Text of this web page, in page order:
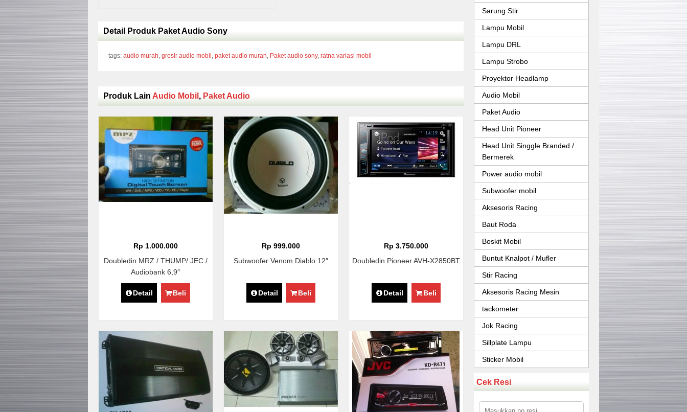
Detail Produk Paket Audio Sony
tags: audio murah, grosir audio mobil, paket audio murah, Paket audio sony, ratna variasi mobil
Produk Lain Audio Mobil , Paket Audio
Rp 1.000.000
Doubledin MRZ / THUMP/ JEC /
Audiobank 6,9″
Detail Beli
Rp 999.000
Subwoofer Venom Diablo 12″
Detail Beli
Rp 3.750.000
Doubledin Pioneer AVH-X2850BT
Detail Beli
Sarung Stir
Lampu Mobil
Lampu DRL
Lampu Strobo
Proyektor Headlamp
Audio Mobil
Paket Audio
Head Unit Pioneer
Head Unit Singgle Branded /
Bermerek
Power audio mobil
Subwoofer mobil
Aksesoris Racing
Baut Roda
Boskit Mobil
Buntut Knalpot / Mufler
Stir Racing
Aksesoris Racing Mesin
tackometer
Jok Racing
Sillplate Lampu
Sticker Mobil
Cek Resi